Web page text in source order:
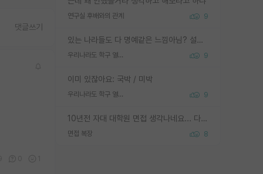
연구실 후배와의 관계 9
있는 나라들도 다 명예같은 느낌아님? 설마 박사끼리 등급나눠서 학위수여하자 같은 헛소리는 아니지? ㅋㅋ
우리나라도 학구 열풍보면 Higher Doctorate 학위가 필요하다고 봅니다. 9
이미 있잖아요: 국박 / 미박
우리나라도 학구 열풍보면 Higher Doctorate 학위가 필요하다고 봅니다. 9
10년전 자대 대학원 면접 생각나네요... 다들 양복에 넥타이까지 하고 갔더니, 국회의원 출마하냐고 놀리셨던. (면접질문내용: 증명사진에선 두상이 계란형인데, 실제론 그렇지 않다. 증명사진이 뭘 증명하고 있는거냐)ㅋㅋㅋㅋ
면접 복장 8
댓글쓰기